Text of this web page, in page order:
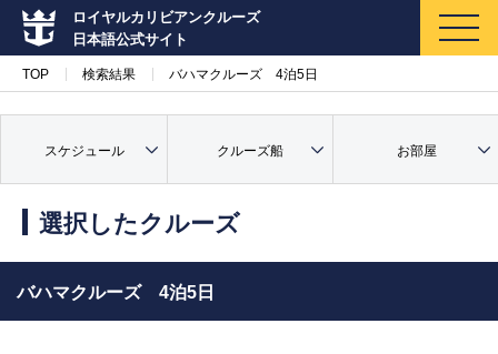
ロイヤルカリビアンクルーズ
日本語公式サイト
マイページ
クルーズ検索
TOP 検索結果 バハマクルーズ 4泊5日
スケジュール クルーズ船 お部屋
選択したクルーズ
バハマクルーズ 4泊5日